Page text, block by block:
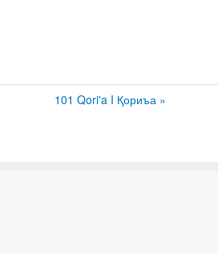
101 Qori'a I Қориъа »